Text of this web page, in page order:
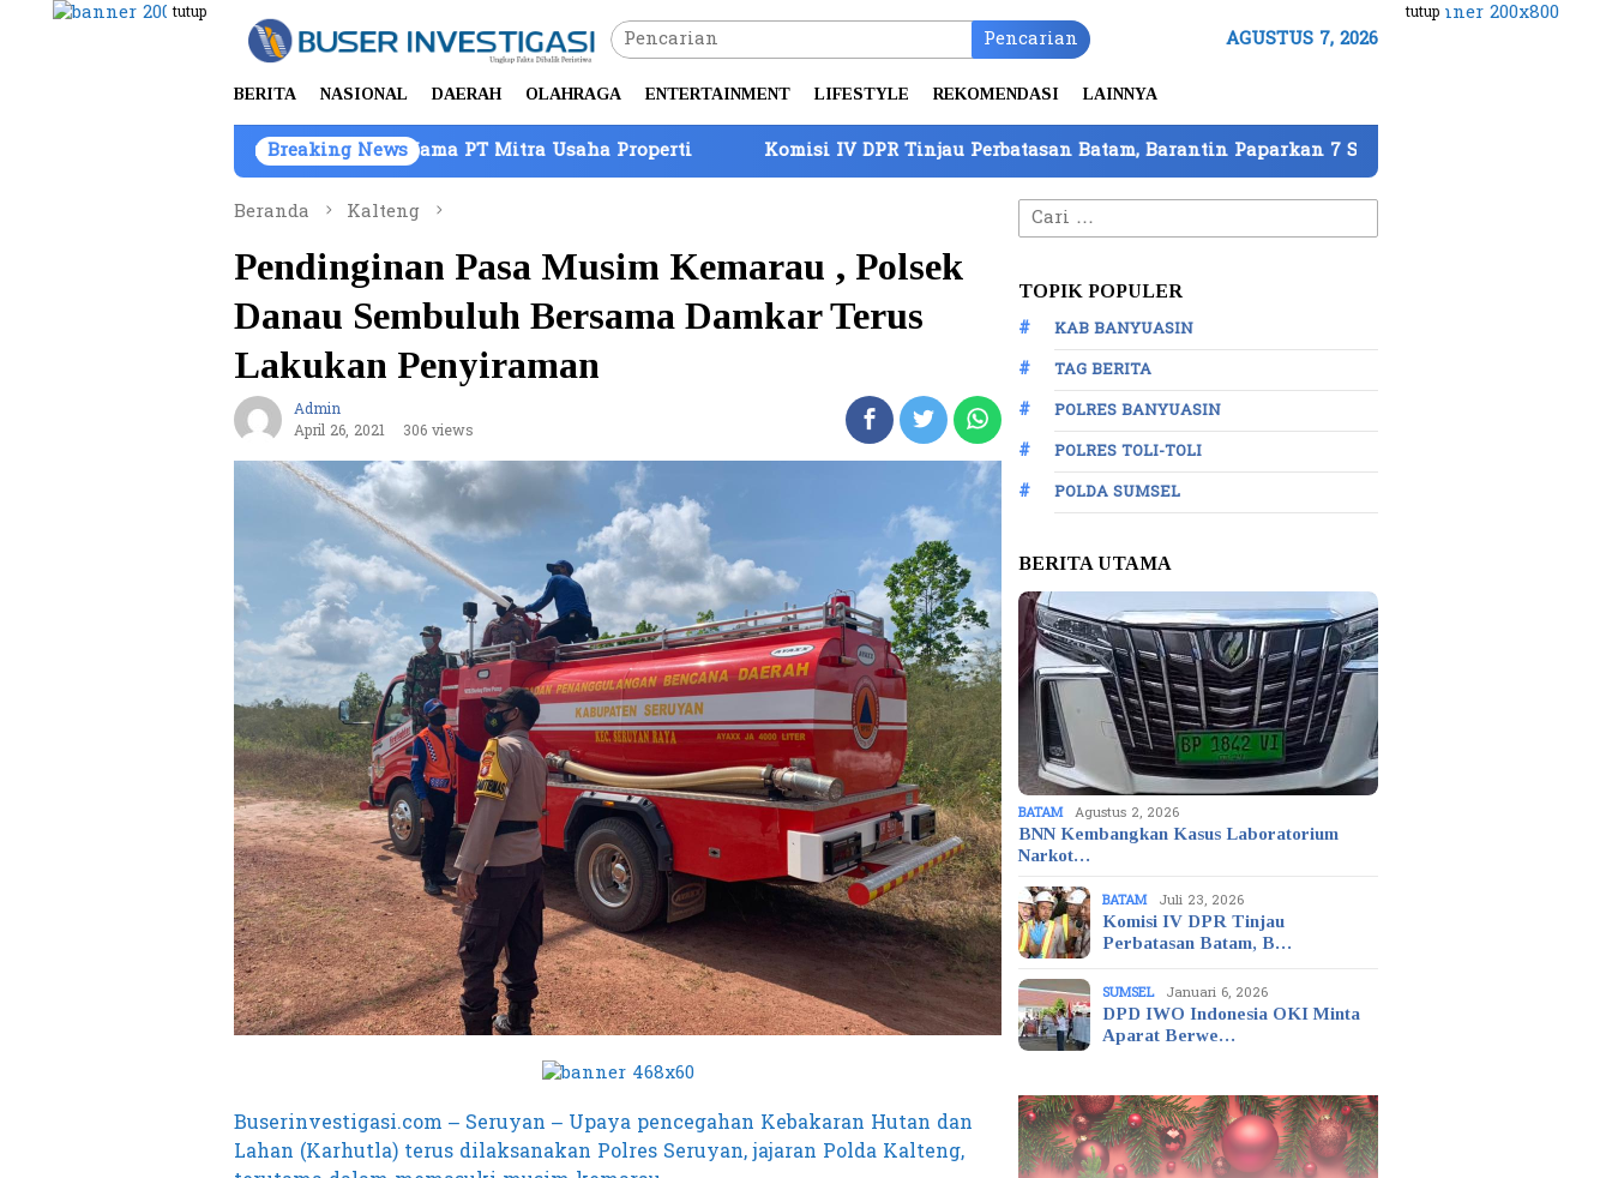
Loncat
tutup tutup
Pencarian AGUSTUS 7, 2026
BERITA NASIONAL DAERAH OLAHRAGA ENTERTAINMENT LIFESTYLE REKOMENDASI LAINNYA
Breaking News
Barang Bukti Atas Nama PT Mitra Usaha Properti Komisi IV DPR Tinjau Perbatasan Batam, Barantin Paparkan 7 Strategi Perkuat Pengawasan
Beranda
Kalteng
Pendinginan Pasa Musim Kemarau , Polsek
Danau Sembuluh Bersama Damkar Terus
Lakukan Penyiraman
Admin
April 26, 2021
306 views
Buserinvestigasi.com – Seruyan – Upaya pencegahan Kebakaran Hutan dan
Lahan (Karhutla) terus dilaksanakan Polres Seruyan, jajaran Polda Kalteng,
Cari
untuk:
TOPIK POPULER
KAB BANYUASIN
TAG BERITA
POLRES BANYUASIN
POLRES TOLI-TOLI
POLDA SUMSEL
BERITA UTAMA
BATAM Agustus 2, 2026
BNN Kembangkan Kasus Laboratorium
Narkot…
BATAM Juli 23, 2026
Komisi IV DPR Tinjau
Perbatasan Batam, B…
SUMSEL Januari 6, 2026
DPD IWO Indonesia OKI Minta
Aparat Berwe…